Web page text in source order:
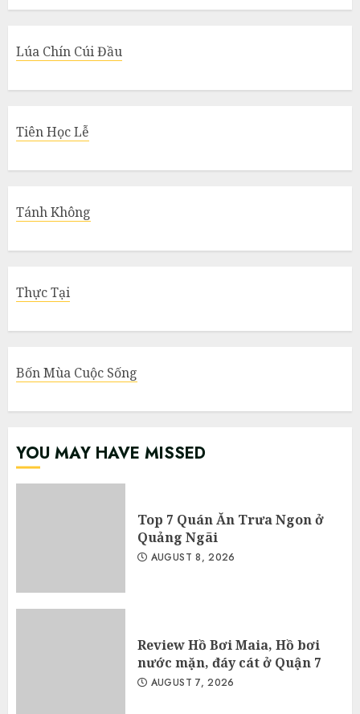
Lúa Chín Cúi Đầu
Tiên Học Lễ
Tánh Không
Thực Tại
Bốn Mùa Cuộc Sống
YOU MAY HAVE MISSED
Top 7 Quán Ăn Trưa Ngon ở
Quảng Ngãi
AUGUST 8, 2026
Review Hồ Bơi Maia, Hồ bơi
nước mặn, đáy cát ở Quận 7
AUGUST 7, 2026